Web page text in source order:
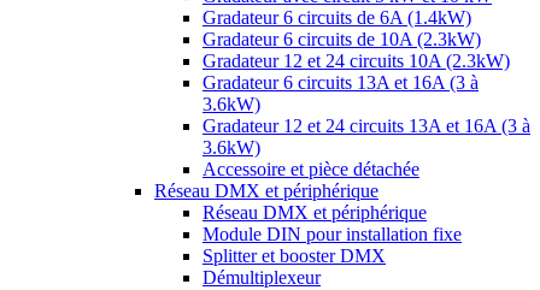
Gradateur 6 circuits de 6A (1.4kW)
Gradateur 6 circuits de 10A (2.3kW)
Gradateur 12 et 24 circuits 10A (2.3kW)
Gradateur 6 circuits 13A et 16A (3 à
3.6kW)
Gradateur 12 et 24 circuits 13A et 16A (3 à
3.6kW)
Accessoire et pièce détachée
Réseau DMX et périphérique
Réseau DMX et périphérique
Module DIN pour installation fixe
Splitter et booster DMX
Démultiplexeur